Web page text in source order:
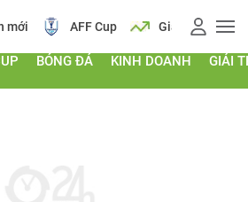
Cup Giá vàng Lịch
BÓNG ĐÁ KINH DOANH GIẢI